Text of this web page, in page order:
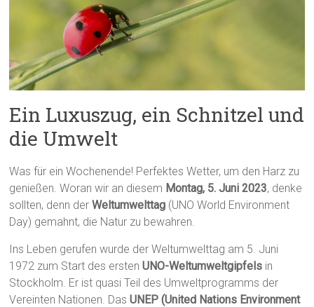
Ein Luxuszug, ein Schnitzel und
die Umwelt
Was für ein Wochenende! Perfektes Wetter, um den Harz zu
genießen. Woran wir an diesem Montag, 5. Juni 2023, denke
sollten, denn derWeltumwelttag (UNO World Environment
Day) gemahnt, die Natur zu bewahren.
Ins Leben gerufen wurde der Weltumwelttag am 5. Juni
1972 zum Start des ersten UNO-Weltumweltgipfels in
Stockholm. Er ist quasi Teil des Umweltprogramms der
Vereinten Nationen. DasUNEP (United Nations Environment